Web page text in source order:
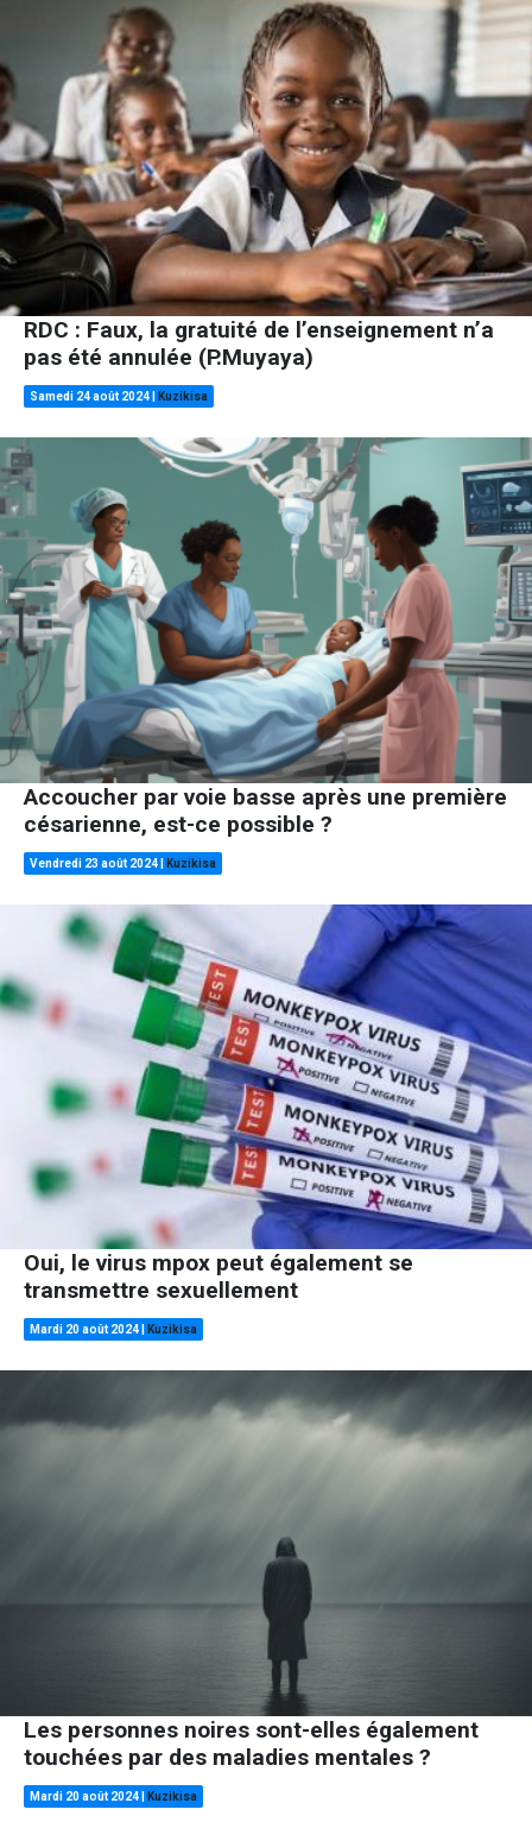
RDC : Faux, la gratuité de l’enseignement n’a
pas été annulée (P.Muyaya)
Samedi 24 août 2024 Kuzikisa
Accoucher par voie basse après une première
césarienne, est-ce possible ?
Vendredi 23 août 2024 Kuzikisa
Oui, le virus mpox peut également se
transmettre sexuellement
Mardi 20 août 2024 Kuzikisa
Les personnes noires sont-elles également
touchées par des maladies mentales ?
Mardi 20 août 2024 Kuzikisa